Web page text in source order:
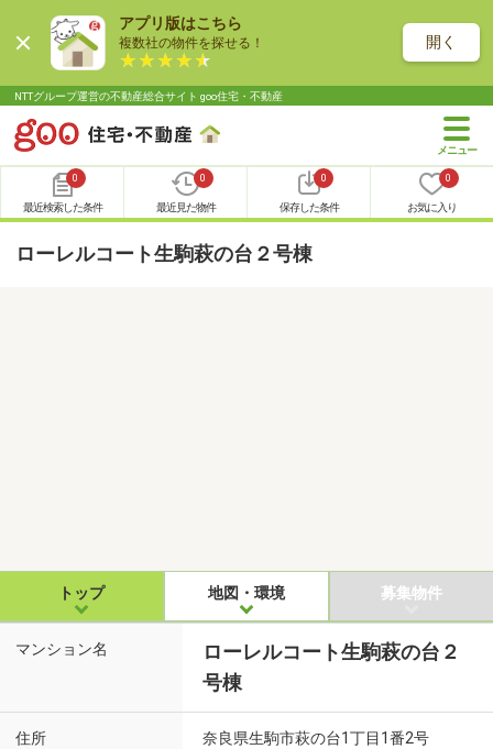
アプリ版はこちら
複数社の物件を探せる！ 開く
NTTグループ運営の不動産総合サイト goo住宅・不動産
0
最近検索した条件
0
最近見た物件
0
保存した条件
0
お気に入り
ローレルコート生駒萩の台２号棟
トップ 地図・環境 募集物件
マンション名
ローレルコート生駒萩の台２
号棟
住所 奈良県生駒市萩の台1丁目1番2号